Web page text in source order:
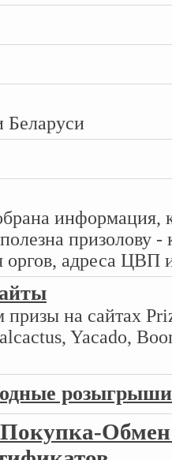
информация,
призолову -
адреса ЦВП
на сайтах
Yacado,
розыгрыши
Обмен